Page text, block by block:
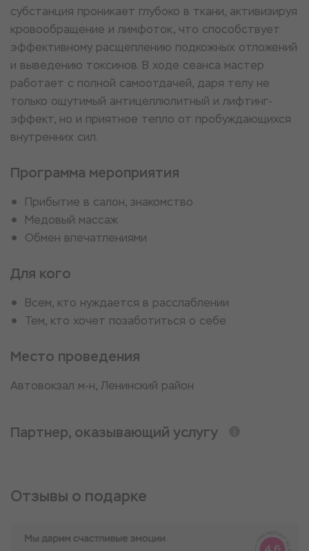
субстанция проникает глубоко в ткани, активизируя
кровообращение и лимфоток, что способствует
эффективному расщеплению подкожных отложений
и выведению токсинов. В ходе сеанса мастер
работает с полной самоотдачей, даря телу не
только ощутимый антицеллюлитный и лифтинг-
эффект, но и приятное тепло от пробуждающихся
внутренних сил.
Программа мероприятия
Прибытие в салон, знакомство
Медовый массаж
Обмен впечатлениями
Для кого
Всем, кто нуждается в расслаблении
Тем, кто хочет позаботиться о себе
Место проведения
Автовокзал м-н, Ленинский район
Партнер, оказывающий услугу
Отзывы о подарке